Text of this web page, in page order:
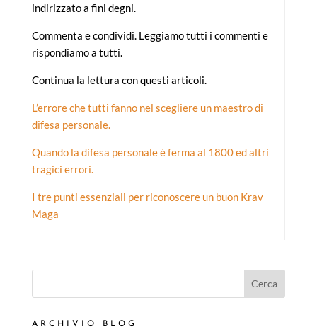
indirizzato a fini degni.
Commenta e condividi. Leggiamo tutti i commenti e
rispondiamo a tutti.
Continua la lettura con questi articoli.
L’errore che tutti fanno nel scegliere un maestro di
difesa personale.
Quando la difesa personale è ferma al 1800 ed altri
tragici errori.
I tre punti essenziali per riconoscere un buon Krav
Maga
Cerca
ARCHIVIO BLOG